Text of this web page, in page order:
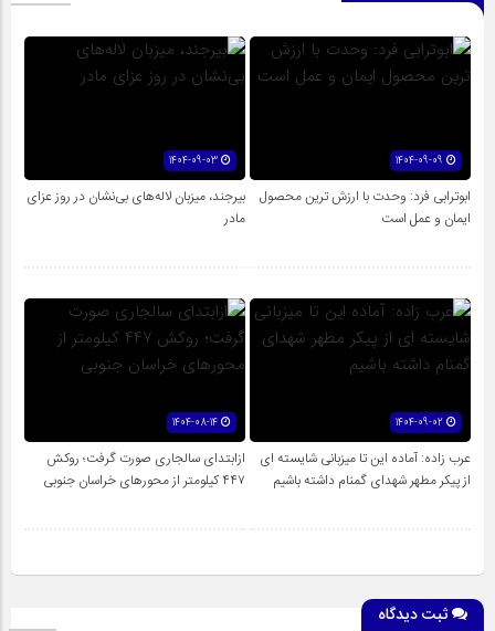
ابوترابی فرد: وحدت با ارزش ترین محصول
ایمان و عمل است
بیرجند، میزبان لاله‌های بی‌نشان در روز عزای
مادر
1404-09-02
عرب زاده: آماده این تا میزبانی شایسته ای
از پیکر مطهر شهدای گمنام داشته باشیم
ازابتدای سالجاری صورت گرفت؛ روکش
۴۴۷ کیلومتر از محورهای خراسان جنوبی
ثبت دیدگاه